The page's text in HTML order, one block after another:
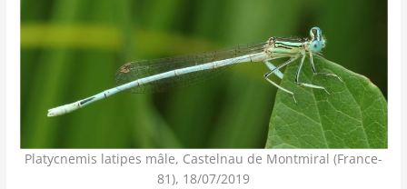
Platycnemis latipes mâle, Castelnau de Montmiral (France-
81), 18/07/2019